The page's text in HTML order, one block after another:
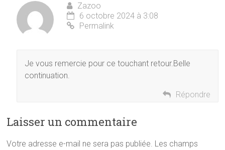
Zazoo
6 octobre 2024 à 3:08
Permalink
Je vous remercie pour ce touchant retour.Belle
continuation.
Répondre
Laisser un commentaire
Votre adresse e-mail ne sera pas publiée. Les champs